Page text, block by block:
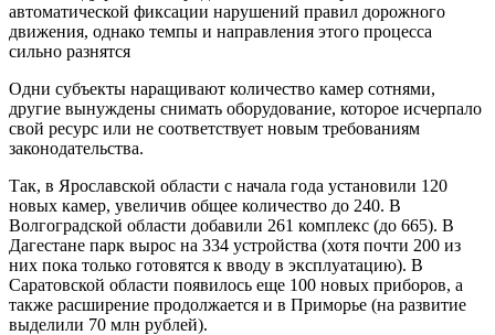
автоматической фиксации нарушений правил дорожного
движения, однако темпы и направления этого процесса
сильно разнятся
Одни субъекты наращивают количество камер сотнями,
другие вынуждены снимать оборудование, которое исчерпало
свой ресурс или не соответствует новым требованиям
законодательства.
Так, в Ярославской области с начала года установили 120
новых камер, увеличив общее количество до 240. В
Волгоградской области добавили 261 комплекс (до 665). В
Дагестане парк вырос на 334 устройства (хотя почти 200 из
них пока только готовятся к вводу в эксплуатацию). В
Саратовской области появилось еще 100 новых приборов, а
также расширение продолжается и в Приморье (на развитие
выделили 70 млн рублей).